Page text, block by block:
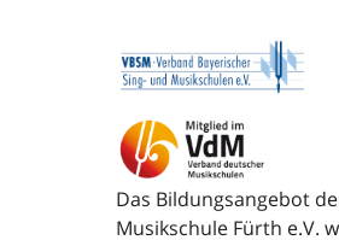
Das Bildungsangebot
Musikschule Fürth e.V.